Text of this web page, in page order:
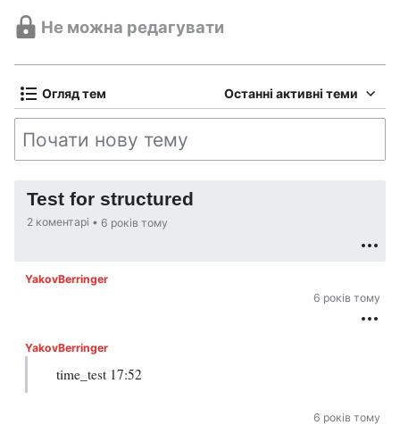
Не можна редагувати
Огляд тем Останні активні теми
Test for structured
2 коментарі • 6 років тому
YakovBerringer
6 років тому
YakovBerringer
time_test 17:52
6 років тому